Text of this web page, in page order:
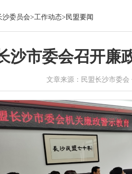
沙委员会>工作动态>民盟要闻
沙市委会召开廉
文章来源：民盟长沙市委会